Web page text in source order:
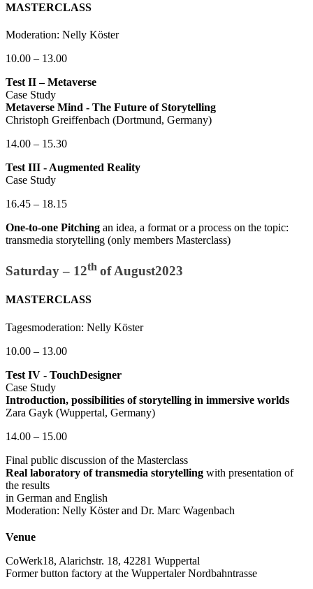
MASTERCLASS
Moderation: Nelly Köster
10.00 – 13.00
Test II – Metaverse
Case Study
Metaverse Mind - The Future of Storytelling
Christoph Greiffenbach (Dortmund, Germany)
14.00 – 15.30
Test III - Augmented Reality
Case Study
16.45 – 18.15
One-to-one Pitching an idea, a format or a process on the topic:
transmedia storytelling (only members Masterclass)
Saturday – 12th of August2023
MASTERCLASS
Tagesmoderation: Nelly Köster
10.00 – 13.00
Test IV - TouchDesigner
Case Study
Introduction, possibilities of storytelling in immersive worlds
Zara Gayk (Wuppertal, Germany)
14.00 – 15.00
Final public discussion of the Masterclass
Real laboratory of transmedia storytelling with presentation of
the results
in German and English
Moderation: Nelly Köster and Dr. Marc Wagenbach
Venue
CoWerk18, Alarichstr. 18, 42281 Wuppertal
Former button factory at the Wuppertaler Nordbahntrasse